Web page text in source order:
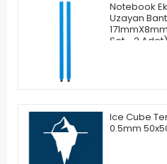
Notebook
Uzayan Bant
Set - 2 Adet)
Ice Cube
0.5mm